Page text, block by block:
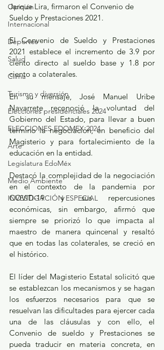
Opinión
Internacional
Deportes
Salud
Clima
Turismo y diversión
Elecciones presidenciales 2024
ELECCIONES EDOMEX 2024
Arte
Legislatura EdoMéx
Medio Ambiente
INVESTIGACIÓN ESPECIAL
Jarque Lira, firmaron el Convenio de
Sueldo y Prestaciones 2021.
El Convenio de Sueldo y Prestaciones
2021 establece el incremento de 3.9 por
ciento directo al sueldo base y 1.8 por
ciento a colaterales.
En su mensaje, José Manuel Uribe
Navarrete reconoció la voluntad del
Gobierno del Estado, para llevar a buen
término la negociación, en beneficio del
Magisterio y para fortalecimiento de la
educación en la entidad.
Destacó la complejidad de la negociación
en el contexto de la pandemia por
COVID-19 y sus repercusiones
económicas, sin embargo, afirmó que
siempre se priorizó lo que impacta al
maestro de manera quincenal y resaltó
que en todas las colaterales, se creció en
el histórico.
El líder del Magisterio Estatal solicitó que
se establezcan los mecanismos y se hagan
los esfuerzos necesarios para que se
resuelvan las dificultades para ejercer cada
una de las cláusulas y con ello, el
Convenio de sueldo y Prestaciones se
pueda traducir en materia concreta, en